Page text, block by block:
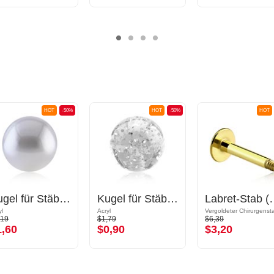
-50%
HOT
Kugel für Stäbe mit Gewinde (Synthetische Perle, mehrere Farben) mit Perlenimitat
-50%
HOT
Kugel für Stäbe mit Gewinde (Acryl, mehrere Farben) mit Glitzer
Acryl
$1,79
$0,90
HOT
Labret-
$6,39
$3,20